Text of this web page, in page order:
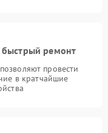
быстрый ремонт
провести
в кратчайшие